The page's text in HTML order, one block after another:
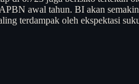
awal tahun. BI akan
terdampak oleh ekspektasi